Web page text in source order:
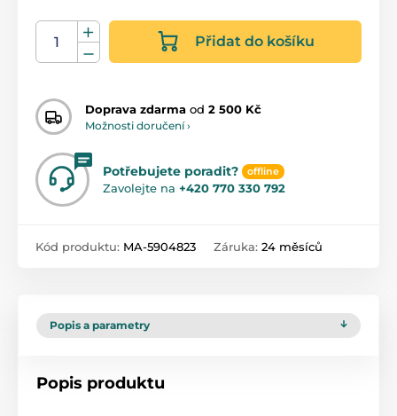
Přidat do košíku
Doprava zdarma od 2 500 Kč
Možnosti doručení ›
Potřebujete poradit? offline
Zavolejte na +420 770 330 792
Kód produktu: MA-5904823 Záruka: 24 měsíců
Popis a parametry
Popis produktu